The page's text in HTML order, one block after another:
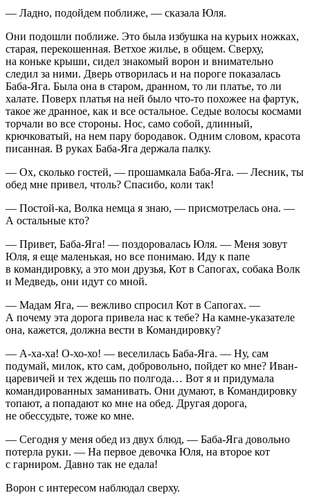
— Ладно, подойдем поближе, — сказала Юля.
Они подошли поближе. Это была избушка на курьих ножках,
старая, перекошенная. Ветхое жилье, в общем. Сверху,
на коньке крыши, сидел знакомый ворон и внимательно
следил за ними. Дверь отворилась и на пороге показалась
Баба-Яга. Была она в старом, дранном, то ли платье, то ли
халате. Поверх платья на ней было что-то похожее на фартук,
такое же дранное, как и все остальное. Седые волосы космами
торчали во все стороны. Нос, само собой, длинный,
крючковатый, на нем пару бородавок. Одним словом, красота
писанная. В руках Баба-Яга держала палку.
— Ох, сколько гостей, — прошамкала Баба-Яга. — Лесник, ты
обед мне привел, чтоль? Спасибо, коли так!
— Постой-ка, Волка немца я знаю, — присмотрелась она. —
А остальные кто?
— Привет, Баба-Яга! — поздоровалась Юля. — Меня зовут
Юля, я еще маленькая, но все понимаю. Иду к папе
в командировку, а это мои друзья, Кот в Сапогах, собака Волк
и Медведь, они идут со мной.
— Мадам Яга, — вежливо спросил Кот в Сапогах. —
А почему эта дорога привела нас к тебе? На камне-указателе
она, кажется, должна вести в Командировку?
— А-ха-ха! О-хо-хо! — веселилась Баба-Яга. — Ну, сам
подумай, милок, кто сам, добровольно, пойдет ко мне? Иван-
царевичей и тех ждешь по полгода… Вот я и придумала
командированных заманивать. Они думают, в Командировку
топают, а попадают ко мне на обед. Другая дорога,
не обессудьте, тоже ко мне.
— Сегодня у меня обед из двух блюд, — Баба-Яга довольно
потерла руки. — На первое девочка Юля, на второе кот
с гарниром. Давно так не едала!
Ворон с интересом наблюдал сверху.